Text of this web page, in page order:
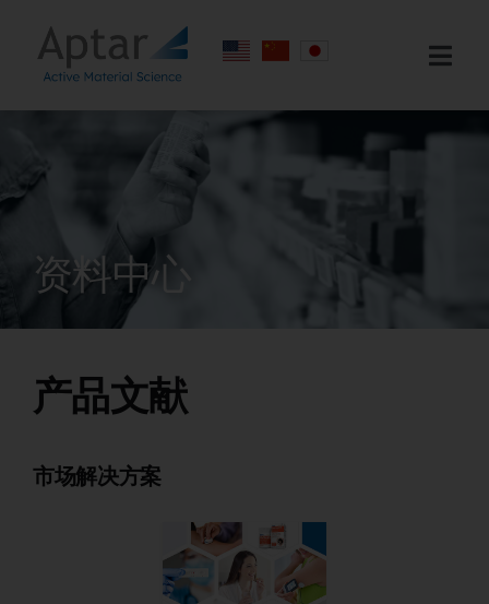
content
服务
资料中心
联系我们
资料中心
产品文献
市场解决方案